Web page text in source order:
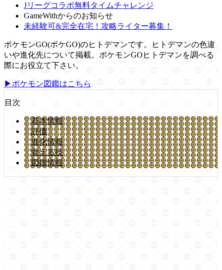
Jリーグコラボ無料タイムチャレンジ
GameWithからのお知らせ
未経験可&完全在宅！攻略ライター募集！
ポケモンGO(ポケGO)のヒトデマンです。ヒトデマンの色違
いや進化先について掲載。ポケモンGOヒトデマンを調べる
際にお役立て下さい。
▶ポケモン図鑑はこちら
目次
基本情報
評価
進化情報
覚える技
図鑑情報